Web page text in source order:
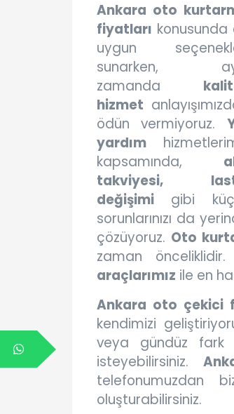
Ankara oto
fiyatları konusunda
uygun
sunarken,
zamanda
hizmet
ödün vermiyoruz.
yardım
kapsamında,
takviyesi,
değişimi gibi
sorunlarınızı da
çözüyoruz. Oto
zaman
araçlarımız ile en
Ankara oto çekici
kendimizi
veya gündüz
isteyebilirsiniz.
telefonumuzdan
oluşturabilirsiniz.